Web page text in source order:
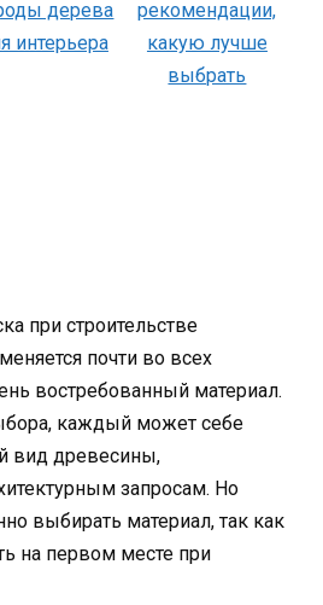
при строительстве
почти во всех
востребованный материал.
каждый может себе
вид древесины,
запросам. Но
выбирать материал, так как
на первом месте при